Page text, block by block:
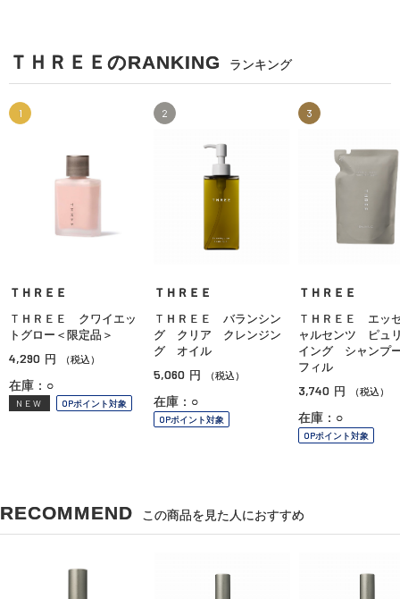
ＴＨＲＥＥのRANKING ランキング
1
ＴＨＲＥＥ
ＴＨＲＥＥ クワイエッ
トグロー＜限定品＞
4,290 円 （税込）
在庫：○
NEW OPポイント対象
2
ＴＨＲＥＥ
ＴＨＲＥＥ バランシン
グ クリア クレンジン
グ オイル
5,060 円 （税込）
在庫：○
OPポイント対象
3
ＴＨＲＥＥ
ＴＨＲＥＥ エッ
ャルセンツ ピュ
イング シャンプ
フィル
3,740 円 （税込）
在庫：○
OPポイント対象
RECOMMEND この商品を見た人におすすめ